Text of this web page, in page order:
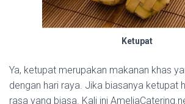
Ketupat
Ya, ketupat merupakan makanan khas
dengan hari raya. Jika biasanya ketupat
rasa yang biasa. Kali ini